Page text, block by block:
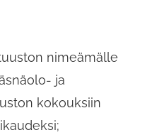
nimeämälle
ja
kokouksiin